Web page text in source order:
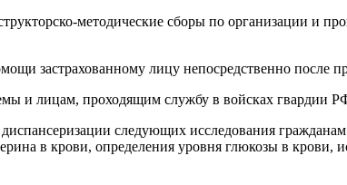
методические сборы по организации и
застрахованному лицу непосредственно после
и лицам, проходящим службу в войсках гвардии
следующих исследования
в крови, определения уровня глюкозы в